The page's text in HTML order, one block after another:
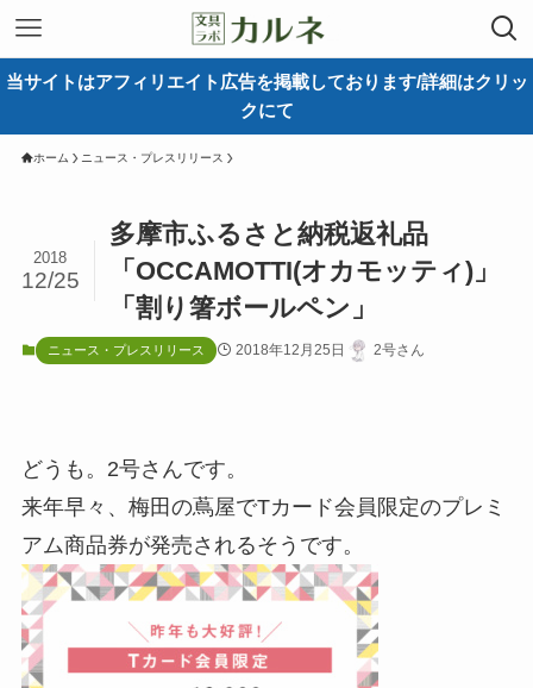
当サイトはアフィリエイト広告を掲載しております/詳細はクリッ
クにて
ホーム ニュース・プレスリリース
多摩市ふるさと納税返礼品
「OCCAMOTTI(オカモッティ)」
「割り箸ボールペン」
2018
12/25
ニュース・プレスリリース 2018年12月25日 2号さん
どうも。2号さんです。
来年早々、梅田の蔦屋でTカード会員限定のプレミ
アム商品券が発売されるそうです。